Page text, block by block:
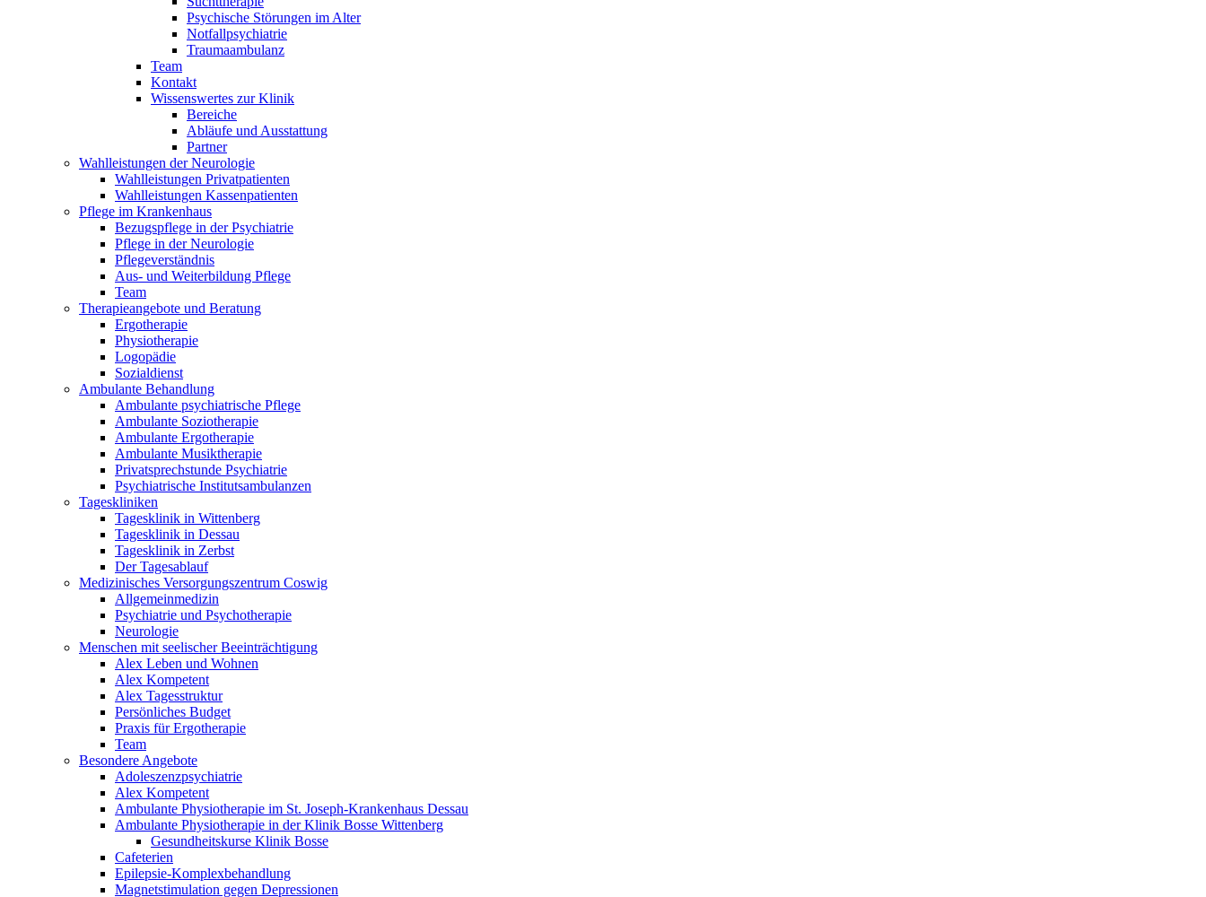
Psychische Störungen im Alter
Notfallpsychiatrie
Traumaambulanz
Team
Kontakt
Wissenswertes zur Klinik
Bereiche
Abläufe und Ausstattung
Partner
Wahlleistungen der Neurologie
Wahlleistungen Privatpatienten
Wahlleistungen Kassenpatienten
Pflege im Krankenhaus
Bezugspflege in der Psychiatrie
Pflege in der Neurologie
Pflegeverständnis
Aus- und Weiterbildung Pflege
Team
Therapieangebote und Beratung
Ergotherapie
Physiotherapie
Logopädie
Sozialdienst
Ambulante Behandlung
Ambulante psychiatrische Pflege
Ambulante Soziotherapie
Ambulante Ergotherapie
Ambulante Musiktherapie
Privatsprechstunde Psychiatrie
Psychiatrische Institutsambulanzen
Tageskliniken
Tagesklinik in Wittenberg
Tagesklinik in Dessau
Tagesklinik in Zerbst
Der Tagesablauf
Medizinisches Versorgungszentrum Coswig
Allgemeinmedizin
Psychiatrie und Psychotherapie
Neurologie
Menschen mit seelischer Beeinträchtigung
Alex Leben und Wohnen
Alex Kompetent
Alex Tagesstruktur
Persönliches Budget
Praxis für Ergotherapie
Team
Besondere Angebote
Adoleszenzpsychiatrie
Alex Kompetent
Ambulante Physiotherapie im St. Joseph-Krankenhaus Dessau
Ambulante Physiotherapie in der Klinik Bosse Wittenberg
Gesundheitskurse Klinik Bosse
Cafeterien
Epilepsie-Komplexbehandlung
Magnetstimulation gegen Depressionen